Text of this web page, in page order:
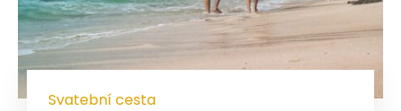
Svatební cesta